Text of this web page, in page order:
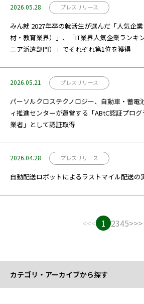
カテゴリ・アーカイブから探す
2026.05.28 プレスリリース
みん就 2027年卒の就活生が選んだ「人気企
材・教育業界）」、「IT業界人気企業ランキ
ニア派遣部門）」でそれぞれ第1位を獲得
2026.05.21 プレスリリース
パーソルクロステクノロジー、自動車・蓄電
ィ推進センターが運営する「ABtC認証プロ
業者」として認証取得
2026.04.28 プレスリリース
自動配送ロボットによるラストマイル配送の
<<< 1 2345>>>